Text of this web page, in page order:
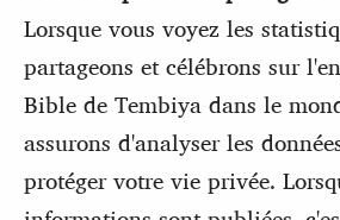
Lorsque vous voyez les
partageons et célébrons sur
Bible de Tembiya dans le
assurons d'analyser les
protéger votre vie privée.